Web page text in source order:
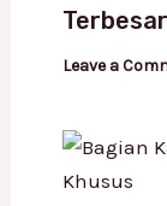
Leave a